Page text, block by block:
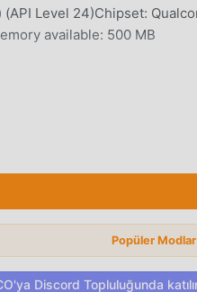
Level 24)Chipset:
available: 500 MB
educational oyunlarını
en son sürümünü ücretsiz
tekrarlayan mekanik
tadını çıkarmak
istemcisini indirin, tek
ve oyna!
Popüler
Discord Topluluğunda